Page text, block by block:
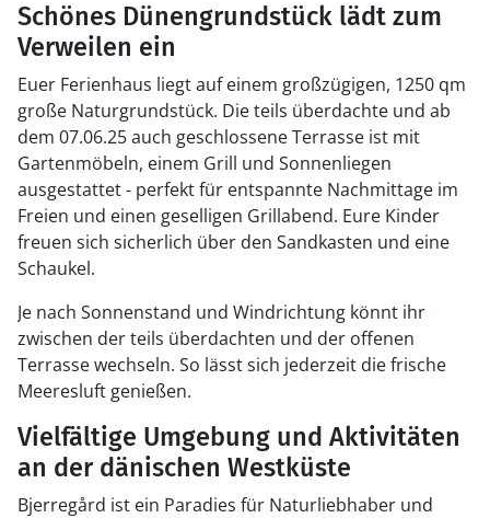
Schönes Dünengrundstück lädt zum
Verweilen ein
Euer Ferienhaus liegt auf einem großzügigen, 1250 qm
große Naturgrundstück. Die teils überdachte und ab
dem 07.06.25 auch geschlossene Terrasse ist mit
Gartenmöbeln, einem Grill und Sonnenliegen
ausgestattet - perfekt für entspannte Nachmittage im
Freien und einen geselligen Grillabend. Eure Kinder
freuen sich sicherlich über den Sandkasten und eine
Schaukel.
Je nach Sonnenstand und Windrichtung könnt ihr
zwischen der teils überdachten und der offenen
Terrasse wechseln. So lässt sich jederzeit die frische
Meeresluft genießen.
Vielfältige Umgebung und Aktivitäten
an der dänischen Westküste
Bjerregård ist ein Paradies für Naturliebhaber und